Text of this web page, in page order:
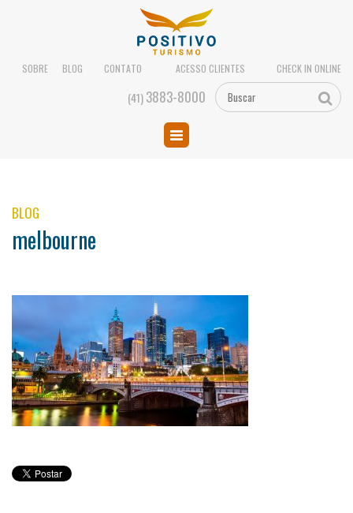
SOBRE BLOG CONTATO ACESSO CLIENTES CHECK IN ONLINE
(41)3883-8000
BLOG
melbourne